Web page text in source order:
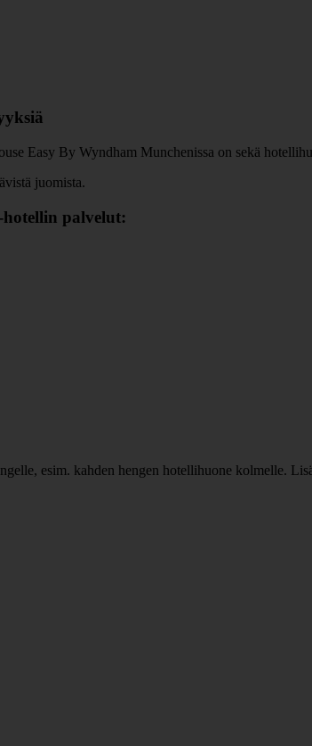
Easy By Wyndham Munchenissa on sekä
juomista.
palvelut:
esim. kahden hengen hotellihuone kolmelle.